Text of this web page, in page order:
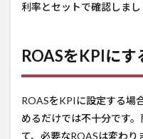
利率とセットで確認しまし
ROASをKPIにす
ROASをKPIに設定する場
めるだけでは不十分です
て、必要なROASは変わり